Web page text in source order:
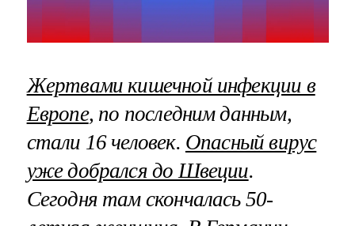
Жертвами кишечной инфекции в
Европе, по последним данным,
стали 16 человек. Опасный вирус
уже добрался до Швеции.
Сегодня там скончалась 50-